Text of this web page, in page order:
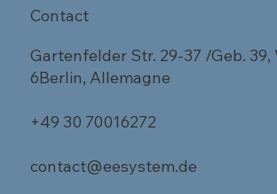
Contact
Gartenfelder Str. 29-37 /Geb. 39,
6Berlin, Allemagne
+49 30 70016272
contact@eesystem.de